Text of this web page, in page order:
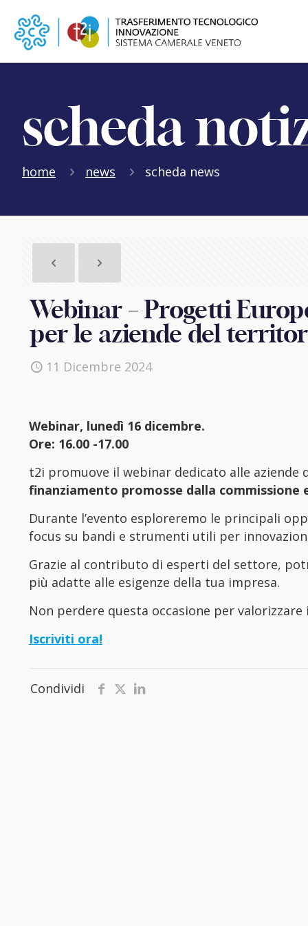
scheda
home news scheda news
Webinar – Progetti
per le aziende del
11 Dicembre 2024
Webinar, lunedì 16 dicembre.
Ore: 16.00 -17.00
t2i promuove il webinar dedicato alle
finanziamento promosse dalla commissione
Durante l’evento esploreremo le principali
focus su bandi e strumenti utili per
Grazie al contributo di esperti del settore,
più adatte alle esigenze della tua impresa.
Non perdere questa occasione per
Iscriviti ora!
Condividi